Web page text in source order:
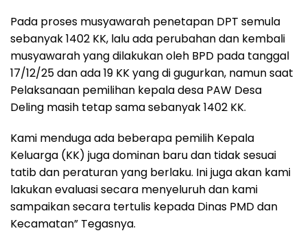
Pada proses musyawarah penetapan DPT semula
sebanyak 1402 KK, lalu ada perubahan dan kembali
musyawarah yang dilakukan oleh BPD pada tanggal
17/12/25 dan ada 19 KK yang di gugurkan, namun saat
Pelaksanaan pemilihan kepala desa PAW Desa
Deling masih tetap sama sebanyak 1402 KK.
Kami menduga ada beberapa pemilih Kepala
Keluarga (KK) juga dominan baru dan tidak sesuai
tatib dan peraturan yang berlaku. Ini juga akan kami
lakukan evaluasi secara menyeluruh dan kami
sampaikan secara tertulis kepada Dinas PMD dan
Kecamatan” Tegasnya.